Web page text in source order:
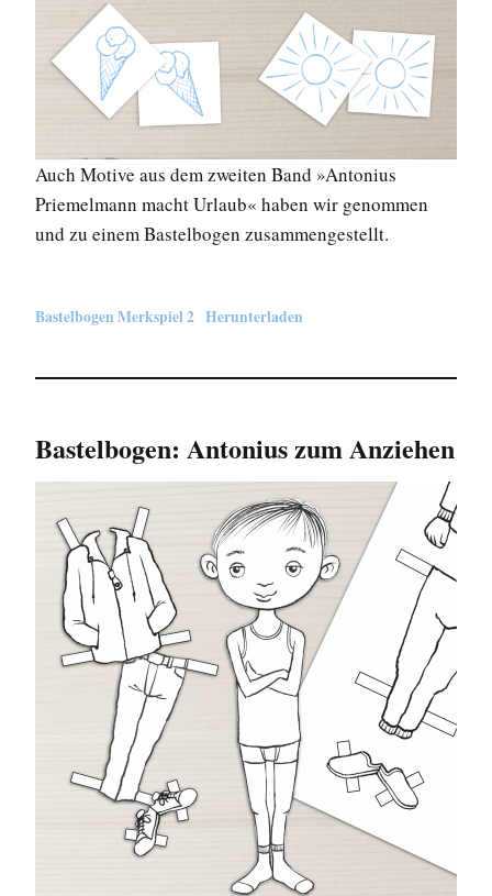
Auch Motive aus dem zweiten Band »Antonius
Priemelmann macht Urlaub« haben wir genommen
und zu einem Bastelbogen zusammengestellt.
Bastelbogen Merkspiel 2 Herunterladen
Bastelbogen: Antonius zum Anziehen